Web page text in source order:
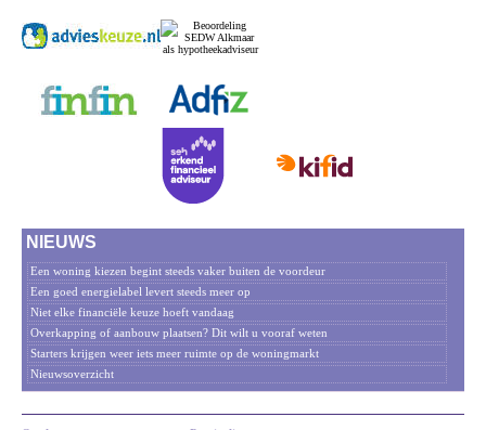
NIEUWS
Een woning kiezen begint steeds vaker buiten de voordeur
Een goed energielabel levert steeds meer op
Niet elke financiële keuze hoeft vandaag
Overkapping of aanbouw plaatsen? Dit wilt u vooraf weten
Starters krijgen weer iets meer ruimte op de woningmarkt
Nieuwsoverzicht